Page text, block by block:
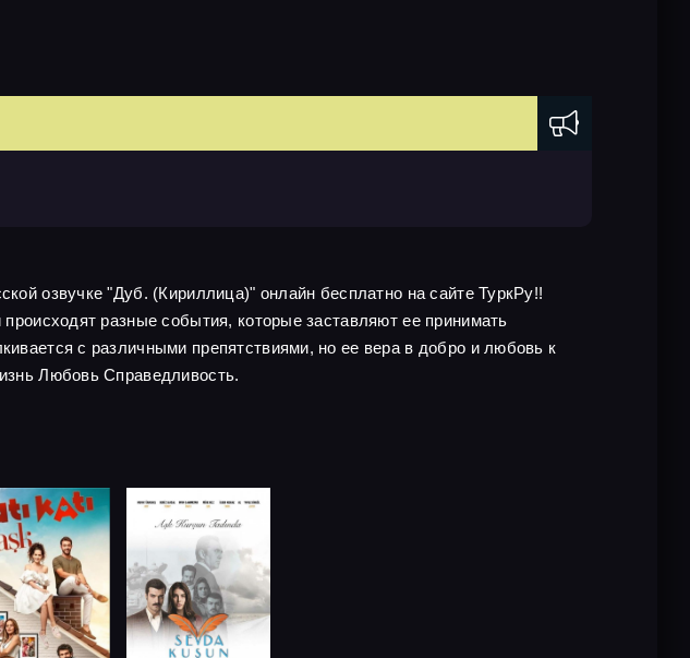
озвучке "Дуб. (Кириллица)" онлайн бесплатно на сайте ТуркРу!!
разные события, которые заставляют ее принимать
с различными препятствиями, но ее вера в добро и любовь к
Любовь Справедливость.